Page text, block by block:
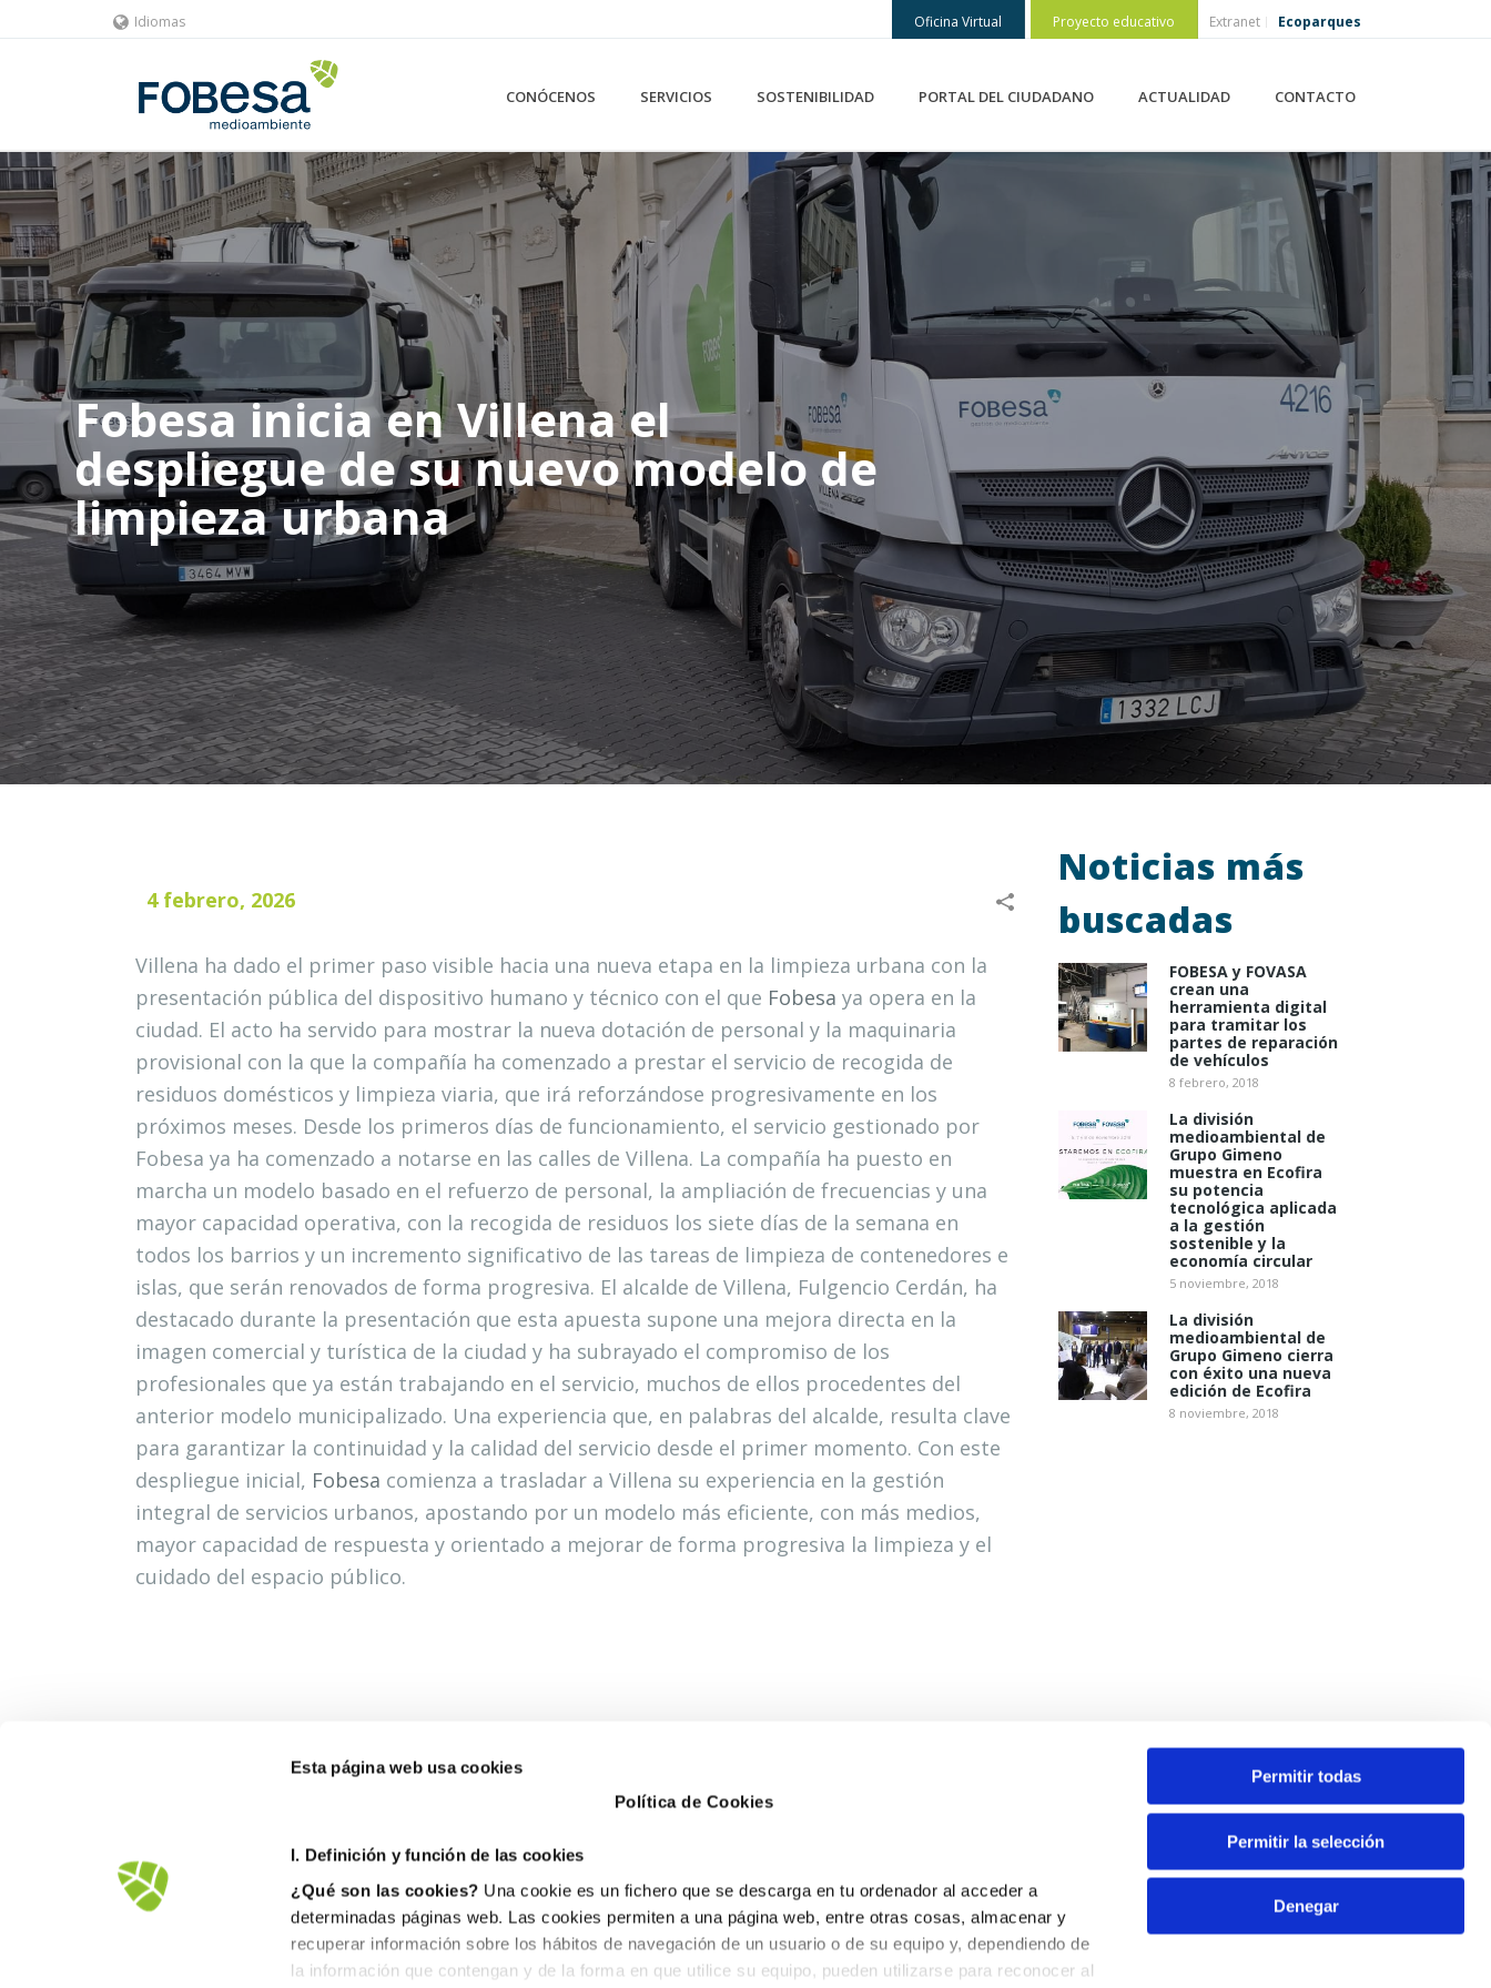
Esta página web usa cookies
Política de Cookies
I. Definición y función de las cookies
¿Qué son las cookies? Una cookie es un fichero que se descarga en tu ordenador al acceder a
determinadas páginas web. Las cookies permiten a una página web, entre otras cosas, almacenar y
recuperar información sobre los hábitos de navegación de un usuario o de su equipo y, dependiendo de
la información que contengan y de la forma en que utilice su equipo, pueden utilizarse para reconocer al
Permitir todas
Permitir la selección
Denegar
Idiomas Oficina Virtual Proyecto educativo Extranet Ecoparques
CONÓCENOS SERVICIOS SOSTENIBILIDAD PORTAL DEL CIUDADANO ACTUALIDAD CONTACTO
Fobesa inicia en Villena el
despliegue de su nuevo modelo de
limpieza urbana
4 febrero, 2026
Villena ha dado el primer paso visible hacia una nueva etapa en la limpieza urbana con la
presentación pública del dispositivo humano y técnico con el que Fobesa ya opera en la
ciudad. El acto ha servido para mostrar la nueva dotación de personal y la maquinaria
provisional con la que la compañía ha comenzado a prestar el servicio de recogida de
residuos domésticos y limpieza viaria, que irá reforzándose progresivamente en los
próximos meses. Desde los primeros días de funcionamiento, el servicio gestionado por
Fobesa ya ha comenzado a notarse en las calles de Villena. La compañía ha puesto en
marcha un modelo basado en el refuerzo de personal, la ampliación de frecuencias y una
mayor capacidad operativa, con la recogida de residuos los siete días de la semana en
todos los barrios y un incremento significativo de las tareas de limpieza de contenedores e
islas, que serán renovados de forma progresiva. El alcalde de Villena, Fulgencio Cerdán, ha
destacado durante la presentación que esta apuesta supone una mejora directa en la
imagen comercial y turística de la ciudad y ha subrayado el compromiso de los
profesionales que ya están trabajando en el servicio, muchos de ellos procedentes del
anterior modelo municipalizado. Una experiencia que, en palabras del alcalde, resulta clave
para garantizar la continuidad y la calidad del servicio desde el primer momento. Con este
despliegue inicial, Fobesa comienza a trasladar a Villena su experiencia en la gestión
integral de servicios urbanos, apostando por un modelo más eficiente, con más medios,
mayor capacidad de respuesta y orientado a mejorar de forma progresiva la limpieza y el
cuidado del espacio público.
Noticias más
buscadas
​FOBESA y FOVASA
crean una
herramienta digital
para tramitar los
partes de reparación
de vehículos
8 febrero, 2018
La división
medioambiental de
Grupo Gimeno
muestra en Ecofira
su potencia
tecnológica aplicada
a la gestión
sostenible y la
economía circular
5 noviembre, 2018
La división
medioambiental de
Grupo Gimeno cierra
con éxito una nueva
edición de Ecofira
8 noviembre, 2018
12560 Benicàssim (Castellón)
900 100 243
info@fobesa.com
CP 03610 Petrer
(Alicante)
tel. 966 952 382
fax. 96 695 05 12
Oficina virtual
Info ecoparques
Contacto
Aviso Legal